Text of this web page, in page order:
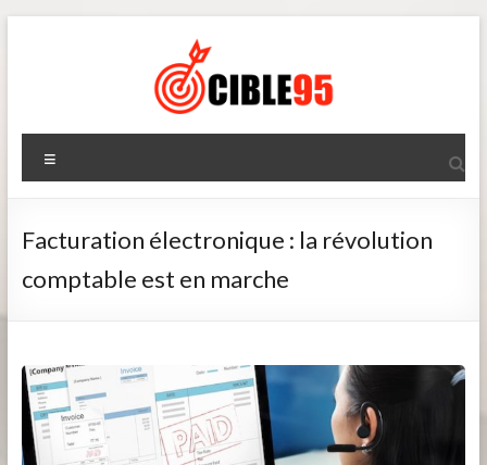
Cible95
Facturation électronique : la révolution
comptable est en marche